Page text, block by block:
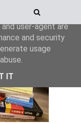
its services
user-agent are
and security
usage
IT